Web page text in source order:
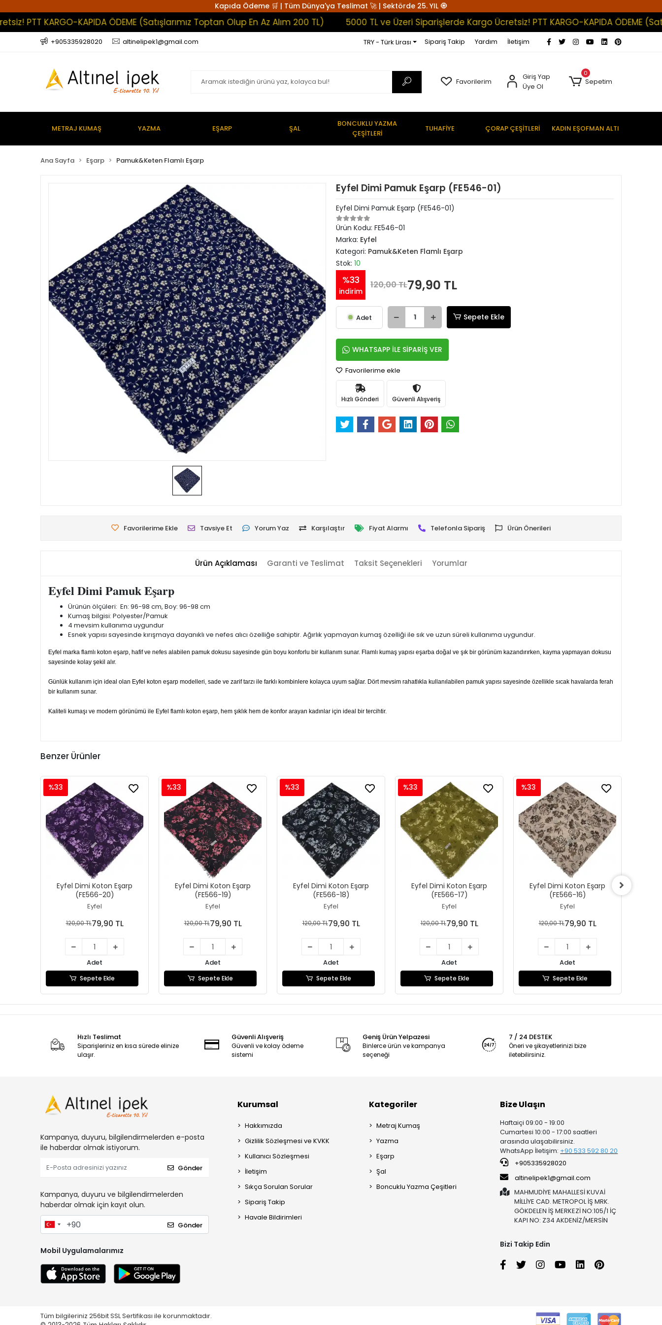
Kapıda Ödeme 🛒 | Tüm Dünya'ya Teslimat 🚀 | Sektörde 25. YIL 🧿
KARGO-KAPIDA ÖDEME (Satışlarımız Toptan Olup En Az Alım 200 TL) 5000 TL ve Üzeri Siparişlerde Kargo Ücretsiz! PTT KARGO-KAPIDA ÖDEME
+905335928020 altinelipek1@gmail.com TRY - Türk Lirası Sipariş Takip Yardım İletişim
Favorilerim
Giriş Yap
Üye Ol
0
Sepetim
METRAJ KUMAŞ YAZMA EŞARP ŞAL
BONCUKLU YAZMA
ÇEŞİTLERİ
TUHAFİYE ÇORAP ÇEŞİTLERİ KADIN EŞOFMAN ALTI
Ana Sayfa Eşarp Pamuk&Keten Flamlı Eşarp
Eyfel Dimi Pamuk Eşarp (FE546-01)
Eyfel Dimi Pamuk Eşarp (FE546-01)
Ürün Kodu: FE546-01
Marka: Eyfel
Kategori: Pamuk&Keten Flamlı Eşarp
Stok: 10
%33
indirim
120,00 TL79,90 TL
Adet Sepete Ekle
WHATSAPP İLE SİPARİŞ VER
Favorilerime ekle
Hızlı Gönderi Güvenli Alışveriş
Favorilerime Ekle Tavsiye Et Yorum Yaz Karşılaştır Fiyat Alarmı Telefonla Sipariş Ürün Önerileri
Ürün Açıklaması Garanti ve Teslimat Taksit Seçenekleri Yorumlar
Eyfel Dimi Pamuk Eşarp
Ürünün ölçüleri: En: 96-98 cm, Boy: 96-98 cm
Kumaş bilgisi: Polyester/Pamuk
4 mevsim kullanıma uygundur
Esnek yapısı sayesinde kırışmaya dayanıklı ve nefes alıcı özelliğe sahiptir. Ağırlık yapmayan kumaş özelliği ile sık ve uzun süreli kullanıma uygundur.
Eyfel marka flamlı koton eşarp, hafif ve nefes alabilen pamuk dokusu sayesinde gün boyu konforlu bir kullanım sunar. Flamlı kumaş yapısı eşarba doğal ve şık bir görünüm kazandırırken, kayma yapmayan dokusu
sayesinde kolay şekil alır.
Günlük kullanım için ideal olan Eyfel koton eşarp modelleri, sade ve zarif tarzı ile farklı kombinlere kolayca uyum sağlar. Dört mevsim rahatlıkla kullanılabilen pamuk yapısı sayesinde özellikle sıcak havalarda ferah
bir kullanım sunar.
Kaliteli kumaşı ve modern görünümü ile Eyfel flamlı koton eşarp, hem şıklık hem de konfor arayan kadınlar için ideal bir tercihtir.
Benzer Ürünler
Eyfel Dimi Koton Eşarp
(FE566-20)
Eyfel
%33
120,00 TL79,90 TL
Adet
Sepete Ekle
Eyfel Dimi Koton Eşarp
(FE566-19)
Eyfel
%33
120,00 TL79,90 TL
Adet
Sepete Ekle
Eyfel Dimi Koton Eşarp
(FE566-18)
Eyfel
%33
120,00 TL79,90 TL
Adet
Sepete Ekle
Eyfel Dimi Koton Eşarp
(FE566-17)
Eyfel
%33
120,00 TL79,90 TL
Adet
Sepete Ekle
Eyfel Dimi Koton Eşarp
(FE566-16)
Eyfel
%33
120,00 TL79,90 TL
Adet
Sepete Ekle
Hızlı Teslimat
Siparişleriniz en kısa sürede elinize
ulaşır.
Güvenli Alışveriş
Güvenli ve kolay ödeme
sistemi
Geniş Ürün Yelpazesi
Binlerce ürün ve kampanya
seçeneği
7 / 24 DESTEK
Öneri ve şikayetlerinizi bize
iletebilirsiniz.
Kampanya, duyuru, bilgilendirmelerden e-posta
ile haberdar olmak istiyorum.
Gönder
Kampanya, duyuru ve bilgilendirmelerden
haberdar olmak için kayıt olun.
Gönder
Mobil Uygulamalarımız
Kurumsal
Hakkımızda
Gizlilik Sözleşmesi ve KVKK
Kullanıcı Sözleşmesi
İletişim
Sıkça Sorulan Sorular
Sipariş Takip
Havale Bildirimleri
Kategoriler
Metraj Kumaş
Yazma
Eşarp
Şal
Boncuklu Yazma Çeşitleri
Bize Ulaşın
Haftaiçi 09:00 - 19:00
Cumartesi 10:00 - 17:00 saatleri
arasında ulaşabilirsiniz.
WhatsApp İletişim: +90 533 592 80 20
+905335928020
altinelipek1@gmail.com
MAHMUDİYE MAHALLESİ KUVAİ
MİLLİYE CAD. METROPOL İŞ MRK.
GÖKDELEN İŞ MERKEZİ NO:105/1 İÇ
KAPI NO: Z34 AKDENİZ/MERSİN
Bizi Takip Edin
Tüm bilgileriniz 256bit SSL Sertifikası ile korunmaktadır.